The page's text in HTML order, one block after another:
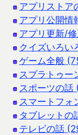
アプリストア
アプリ公開情
アプリ更新/
クイズいろい
ゲーム全般
スプラトゥ
スポーツの話
スマートフ
タブレットの
テレビの話